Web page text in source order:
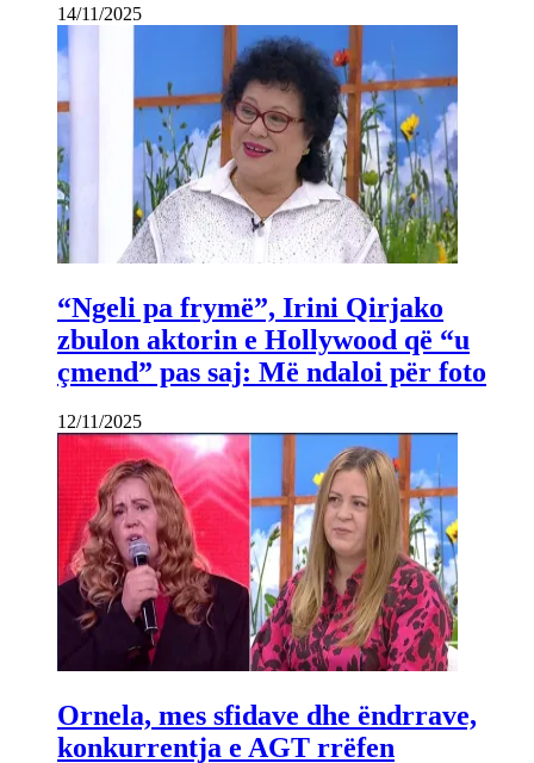
14/11/2025
“Ngeli pa frymë”, Irini Qirjako
zbulon aktorin e Hollywood që “u
çmend” pas saj: Më ndaloi për foto
12/11/2025
Ornela, mes sfidave dhe ëndrrave,
konkurrentja e AGT rrëfen